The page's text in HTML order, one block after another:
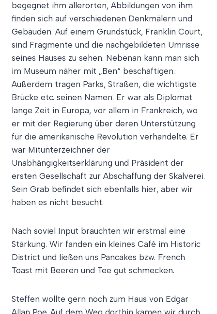
begegnet ihm allerorten, Abbildungen von ihm
finden sich auf verschiedenen Denkmälern und
Gebäuden. Auf einem Grundstück, Franklin Court,
sind Fragmente und die nachgebildeten Umrisse
seines Hauses zu sehen. Nebenan kann man sich
im Museum näher mit „Ben“ beschäftigen.
Außerdem tragen Parks, Straßen, die wichtigste
Brücke etc. seinen Namen. Er war als Diplomat
lange Zeit in Europa, vor allem in Frankreich, wo
er mit der Regierung über deren Unterstützung
für die amerikanische Revolution verhandelte. Er
war Mitunterzeichner der
Unabhängigkeitserklärung und Präsident der
ersten Gesellschaft zur Abschaffung der Skalverei.
Sein Grab befindet sich ebenfalls hier, aber wir
haben es nicht besucht.
Nach soviel Input brauchten wir erstmal eine
Stärkung. Wir fanden ein kleines Café im Historic
District und ließen uns Pancakes bzw. French
Toast mit Beeren und Tee gut schmecken.
Steffen wollte gern noch zum Haus von Edgar
Allan Poe. Auf dem Weg dorthin kamen wir durch